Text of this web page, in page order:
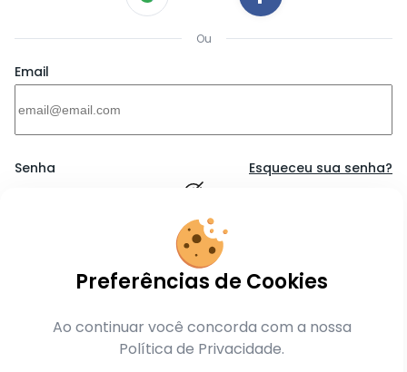
Ou
Email
Senha Esqueceu sua senha?
oucrie sua conta
Preferências de Cookies
Ao continuar você concorda com a nossa
Política de Privacidade.